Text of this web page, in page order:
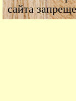
сайта